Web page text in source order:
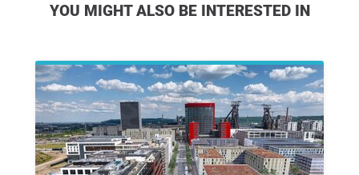
YOU MIGHT ALSO BE INTERESTED IN